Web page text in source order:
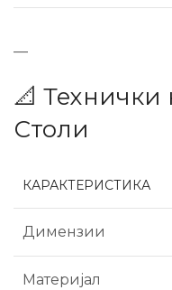
—
📐 Технички
Столи
КАРАКТЕРИСТИКА
Димензии
Материјал